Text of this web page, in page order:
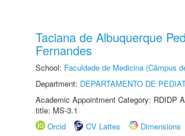
Taciana de Albuquerque
Fernandes
School: Faculdade de Medicina (Câmpus
Department: DEPARTAMENTO DE
Academic Appointment Category: RDIDP
title: MS-3.1
Orcid
CV Lattes
Dimensions